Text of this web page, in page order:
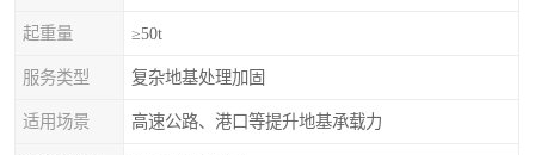
起重量 ≥50t
服务类型 复杂地基处理加固
适用场景 高速公路、港口等提升地基承载力